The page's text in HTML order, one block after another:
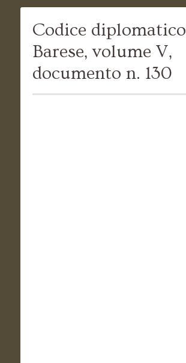
Codice diplomatico
Barese, volume V,
documento n. 130